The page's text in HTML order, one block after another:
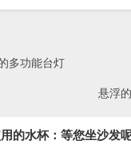
多功能台灯
悬浮
的水杯：等您坐沙发呢